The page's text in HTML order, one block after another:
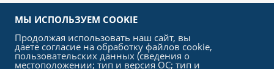
640027, Россия, г.Курган, ул.Омская 76а
МЫ ИСПОЛЬЗУЕМ COOKIE
Продолжая использовать наш сайт, вы
даете согласие на обработку файлов cookie,
пользовательских данных (сведения о
местоположении; тип и версия ОС; тип и